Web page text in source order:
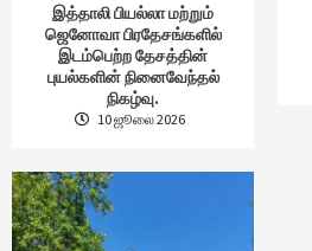
இத்தாலி பியல்லா மற்றும்
ஜெனோவா பிரதேசங்களில்
இடம்பெற்ற தேசத்தின்
புயல்களின் நினைவேந்தல்
நிகழ்வு.
10 ஜூலை 2026